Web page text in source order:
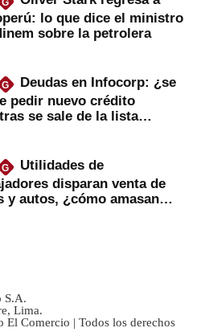
G
lo que dice el ministro
sobre la petrolera
G
Deudas en Infocorp: ¿se
pedir nuevo crédito
se sale de la lista
G
Utilidades de
disparan venta de
y autos, ¿cómo amasan
S.A.
Lima.
Comercio | Todos los derechos